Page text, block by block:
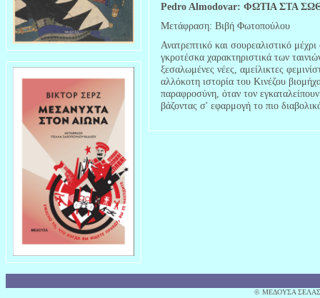
Pedro Almodovar: ΦΩΤΙΑ ΣΤΑ
Μετάφραση: Βιβή Φωτοπούλου
Ανατρεπτικό και σουρεαλιστικό
γκροτέσκα χαρακτηριστικά των
ξεσαλωμένες νέες, αμείλικτες
αλλόκοτη ιστορία του Κινέζου
παραφροσύνη, όταν τον
βάζοντας σ' εφαρμογή το πιο
© MΕΔΟΥΣΑ